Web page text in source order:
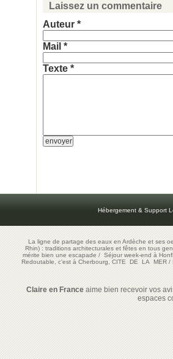
Laissez un commentaire
Auteur *
Mail *
Texte *
Hébergement & Support
La ligne de partage des eaux en Ardèche et ses
Rhin) : traditions architecturales et fêtes en tous
mérite bien une escapade/Séjour week-end à
Redoutable, c'est à Cherbourg, CITE DE LA MER/
Claire en Franceaime bien recevoir vos
espaces